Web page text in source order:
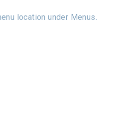
location under Menus.